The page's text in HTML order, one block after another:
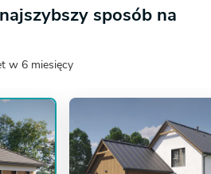
sposób na
w 6 miesięcy